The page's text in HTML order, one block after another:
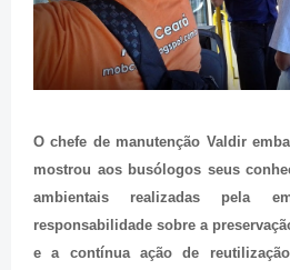
O chefe de manutenção Valdir
mostrou aos busólogos seus
ambientais realizadas pela
responsabilidade sobre a
e a contínua ação de